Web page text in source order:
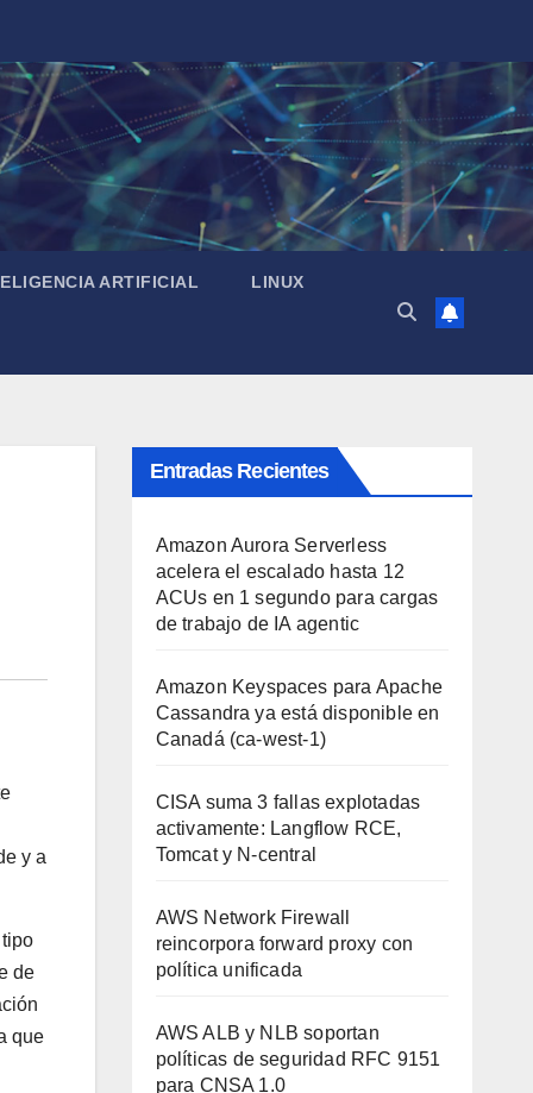
ARTIFICIAL LINUX
y a
de
que
Entradas Recientes
Amazon Aurora Serverless
acelera el escalado hasta 12
ACUs en 1 segundo para cargas
de trabajo de IA agentic
Amazon Keyspaces para Apache
Cassandra ya está disponible en
Canadá (ca-west-1)
CISA suma 3 fallas explotadas
activamente: Langflow RCE,
Tomcat y N-central
AWS Network Firewall
reincorpora forward proxy con
política unificada
AWS ALB y NLB soportan
políticas de seguridad RFC 9151
para CNSA 1.0